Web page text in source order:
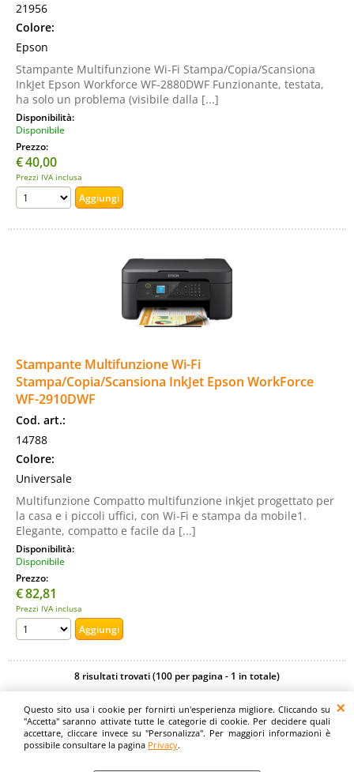
Questo sito usa i cookie per fornirti un'esperienza migliore. Cliccando su
"Accetta" saranno attivate tutte le categorie di cookie. Per decidere quali
accettare, cliccare invece su "Personalizza". Per maggiori informazioni è
possibile consultare la pagina Privacy.
21956
Colore:
Epson
Stampante Multifunzione Wi-Fi Stampa/Copia/Scansiona
InkJet Epson Workforce WF-2880DWF Funzionante, testata,
ha solo un problema (visibile dalla [...]
Disponibilità:
Disponibile
Prezzo:
€40,00
Prezzi IVA inclusa
Stampante Multifunzione Wi-Fi
Stampa/Copia/Scansiona InkJet Epson WorkForce
WF-2910DWF
Cod. art.:
14788
Colore:
Universale
Multifunzione Compatto multifunzione inkjet progettato per
la casa e i piccoli uffici, con Wi-Fi e stampa da mobile1.
Elegante, compatto e facile da [...]
Disponibilità:
Disponibile
Prezzo:
€82,81
Prezzi IVA inclusa
8 risultati trovati (100 per pagina - 1 in totale)
Digitalrama Srl - Via del Centenario, 141/143 - 84084 - Lancusi di Fisciano (SA)
- P.IVA 05130560658 - digitalramasrl@pec.it G4AI1U8